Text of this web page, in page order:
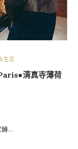
生活
清真寺薄荷
轉…